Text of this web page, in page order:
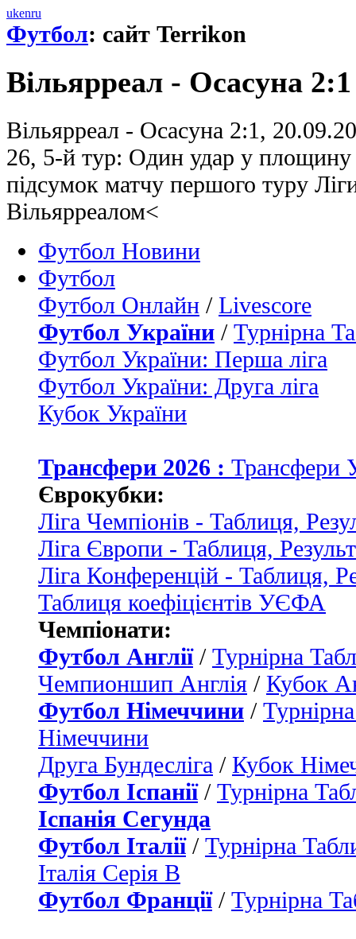
ukenru
Футбол: сайт Terrikon
Вільярреал - Осасуна 2:1
Вільярреал - Осасуна 2:1,
26, 5-й тур: Один удар у площину
підсумок матчу першого туру
Вільярреалом<
Футбол Новини
Футбол
Футбол Онлайн / Livescore
Футбол України / Турнірна
Футбол України: Перша ліга
Футбол України: Друга ліга
Кубок України
Трансфери 2026 : Трансфери
Єврокубки:
Ліга Чемпіонів - Таблиця,
Ліга Європи - Таблиця,
Ліга Конференцій - Таблиця,
Таблиця коефіцієнтів УЄФА
Чемпіонати:
Футбол Англії/ Турнірна
Чемпионшип Англія / Кубок
Футбол Німеччини /
Німеччини
Друга Бундесліга / Кубок
Футбол Іспанії/ Турнірна
Іспанія Сегунда
Футбол Італії/ Турнірна
Італія Серія B
Футбол Франції/ Турнірна